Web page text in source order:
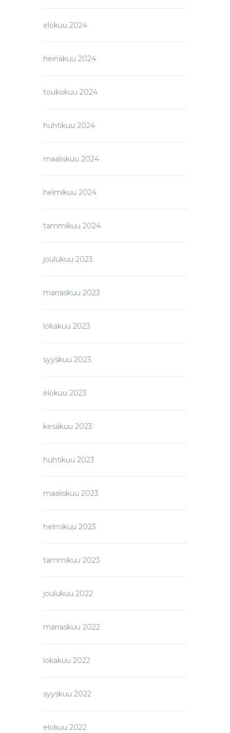
elokuu 2024
heinäkuu 2024
toukokuu 2024
huhtikuu 2024
maaliskuu 2024
helmikuu 2024
tammikuu 2024
joulukuu 2023
marraskuu 2023
lokakuu 2023
syyskuu 2023
elokuu 2023
kesäkuu 2023
huhtikuu 2023
maaliskuu 2023
helmikuu 2023
tammikuu 2023
joulukuu 2022
marraskuu 2022
lokakuu 2022
syyskuu 2022
elokuu 2022